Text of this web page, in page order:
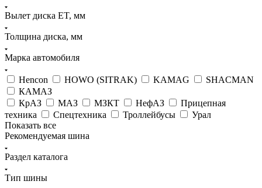
Вылет диска ET, мм
Толщина диска, мм
Марка автомобиля
Hencon HOWO (SITRAK) KAMAG
SHACMAN
КАМАЗ
КрАЗ
МАЗ МЗКТ НефАЗ
Прицепная
техника
Спецтехника Троллейбусы
Урал
Показать все
Рекомендуемая шина
Раздел каталога
Тип шины